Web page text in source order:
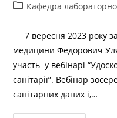
Кафедра
7 вересня 2023 року
медицини Федорович
участь у вебінарі
санітарії”. Вебінар
санітарних даних і,…